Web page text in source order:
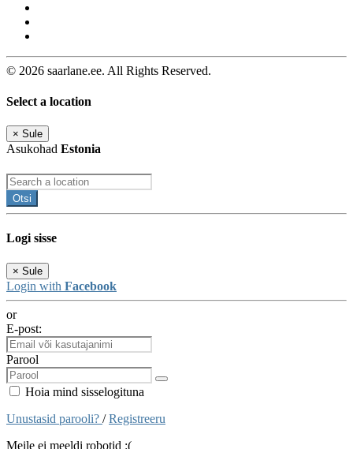
© 2026 saarlane.ee. All Rights Reserved.
Select a location
× Sule
Asukohad Estonia
Otsi
Logi sisse
× Sule
Login with Facebook
or
E-post:
Parool
Hoia mind sisselogituna
Unustasid parooli? /Registreeru
Meile ei meeldi robotid :(